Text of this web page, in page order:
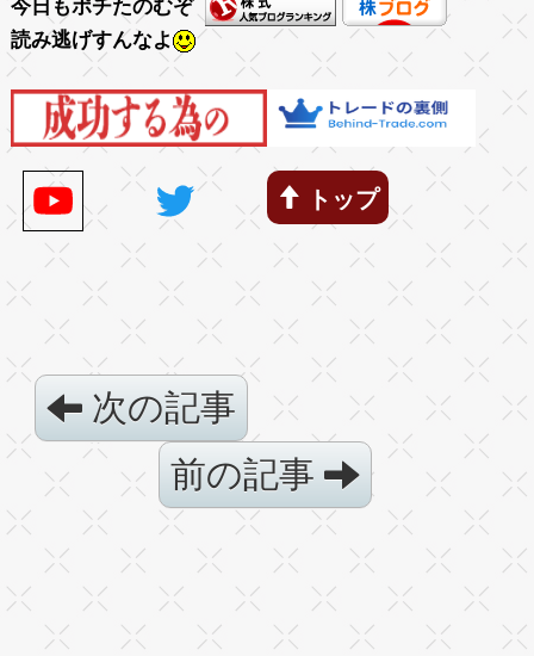
今日もポチたのむぞ
読み逃げすんなよ
トップ
次の記事
前の記事